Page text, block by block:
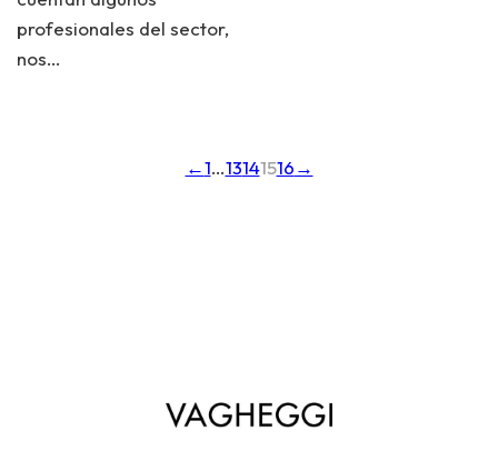
profesionales del sector,
nos…
←1…13141516→